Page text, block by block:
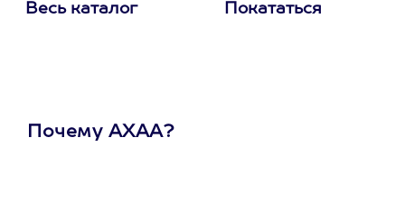
Весь каталог Покататься
Почему АХАА?